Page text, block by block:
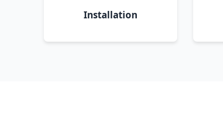
Installation